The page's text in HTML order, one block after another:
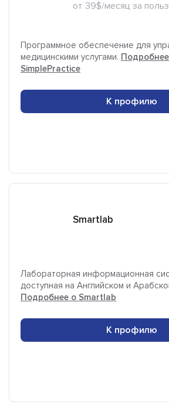
от 39$/месяц за
Программное обеспечение для
медицинскими услугами.
SimplePractice
К профилю
Smartlab
Лабораторная информационная
доступная на Английском и
Подробнее о Smartlab
К профилю